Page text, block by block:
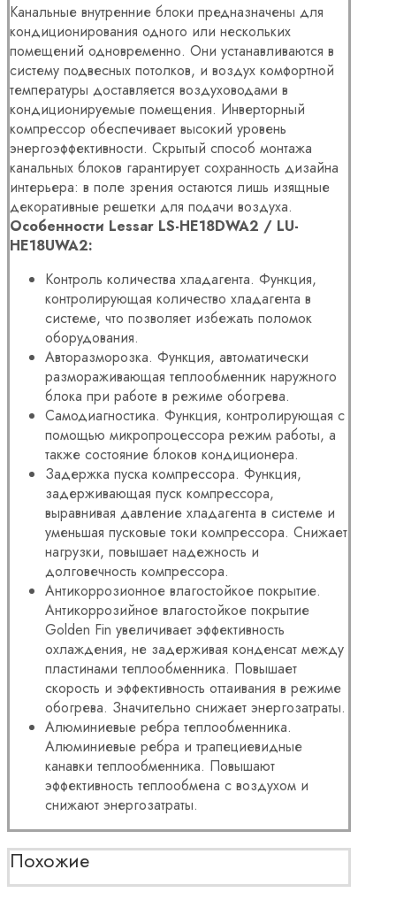
Канальные внутренние блоки предназначены для
кондиционирования одного или нескольких
помещений одновременно. Они устанавливаются в
систему подвесных потолков, и воздух комфортной
температуры доставляется воздуховодами в
кондиционируемые помещения. Инверторный
компрессор обеспечивает высокий уровень
энергоэффективности. Скрытый способ монтажа
канальных блоков гарантирует сохранность дизайна
интерьера: в поле зрения остаются лишь изящные
декоративные решетки для подачи воздуха.
Особенности Lessar LS-HE18DWA2 / LU-
HE18UWA2:
Контроль количества хладагента. Функция,
контролирующая количество хладагента в
системе, что позволяет избежать поломок
оборудования.
Авторазморозка. Функция, автоматически
размораживающая теплообменник наружного
блока при работе в режиме обогрева.
Самодиагностика. Функция, контролирующая с
помощью микропроцессора режим работы, а
также состояние блоков кондиционера.
Задержка пуска компрессора. Функция,
задерживающая пуск компрессора,
выравнивая давление хладагента в системе и
уменьшая пусковые токи компрессора. Снижает
нагрузки, повышает надежность и
долговечность компрессора.
Антикоррозионное влагостойкое покрытие.
Антикоррозийное влагостойкое покрытие
Golden Fin увеличивает эффективность
охлаждения, не задерживая конденсат между
пластинами теплообменника. Повышает
скорость и эффективность оттаивания в режиме
обогрева. Значительно снижает энергозатраты.
Алюминиевые ребра теплообменника.
Алюминиевые ребра и трапециевидные
канавки теплообменника. Повышают
эффективность теплообмена с воздухом и
снижают энергозатраты.
Похожие